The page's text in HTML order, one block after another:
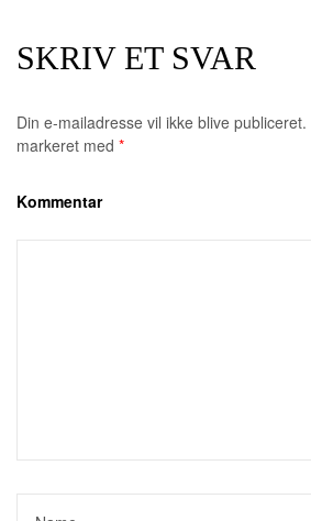
SKRIV ET SVAR
Din e-mailadresse vil ikke blive publiceret.
markeret med *
Kommentar